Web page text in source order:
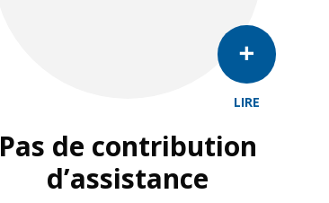
LIRE
Pas de contribution
d’assistance